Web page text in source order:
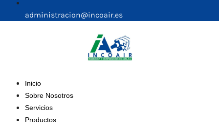
administracion@incoair.es
Inicio
Sobre Nosotros
Servicios
Productos